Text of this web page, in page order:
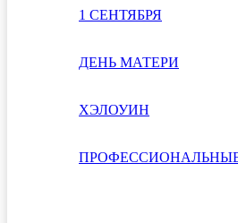
1 СЕНТЯБРЯ
ДЕНЬ МАТЕРИ
ХЭЛОУИН